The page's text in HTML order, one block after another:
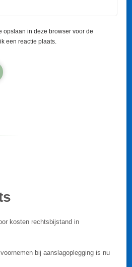
opslaan in deze browser voor de
een reactie plaats.
kosten rechtsbijstand in
bij aanslagoplegging is nu